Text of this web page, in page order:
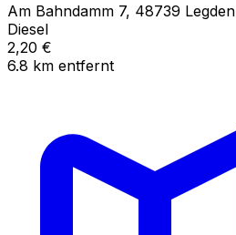
Am Bahndamm 7, 48739 Legden
Diesel
2,20 €
6.8 km entfernt